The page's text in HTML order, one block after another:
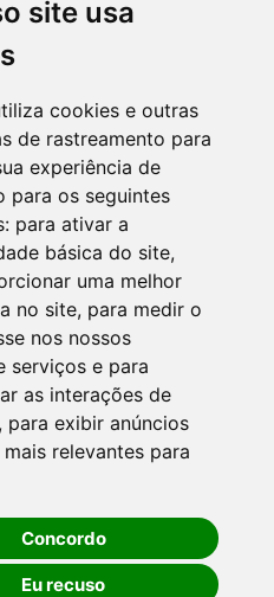
site usa
cookies e outras
de rastreamento para
experiência de
para os seguintes
para ativar a
básica do site,
uma melhor
no site, para medir o
nos nossos
serviços e para
as interações de
, para exibir anúncios
relevantes para
Concordo
Eu recuso